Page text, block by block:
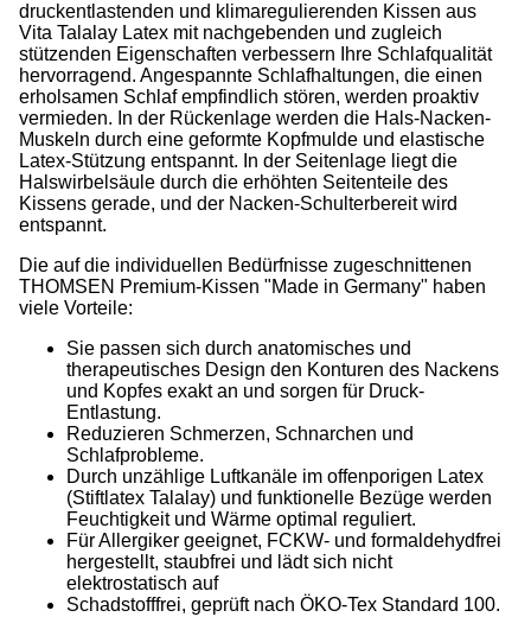
druckentlastenden und klimaregulierenden Kissen aus
Vita Talalay Latex mit nachgebenden und zugleich
stützenden Eigenschaften verbessern Ihre Schlafqualität
hervorragend. Angespannte Schlafhaltungen, die einen
erholsamen Schlaf empfindlich stören, werden proaktiv
vermieden. In der Rückenlage werden die Hals-Nacken-
Muskeln durch eine geformte Kopfmulde und elastische
Latex-Stützung entspannt. In der Seitenlage liegt die
Halswirbelsäule durch die erhöhten Seitenteile des
Kissens gerade, und der Nacken-Schulterbereit wird
entspannt.
Die auf die individuellen Bedürfnisse zugeschnittenen
THOMSEN Premium-Kissen "Made in Germany" haben
viele Vorteile:
Sie passen sich durch anatomisches und
therapeutisches Design den Konturen des Nackens
und Kopfes exakt an und sorgen für Druck-
Entlastung.
Reduzieren Schmerzen, Schnarchen und
Schlafprobleme.
Durch unzählige Luftkanäle im offenporigen Latex
(Stiftlatex Talalay) und funktionelle Bezüge werden
Feuchtigkeit und Wärme optimal reguliert.
Für Allergiker geeignet, FCKW- und formaldehydfrei
hergestellt, staubfrei und lädt sich nicht
elektrostatisch auf
Schadstofffrei, geprüft nach ÖKO-Tex Standard 100.